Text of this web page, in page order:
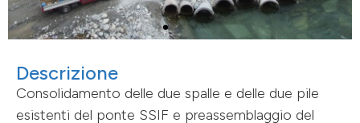
Descrizione
Consolidamento delle due spalle e delle due pile
esistenti del ponte SSIF e preassemblaggio del